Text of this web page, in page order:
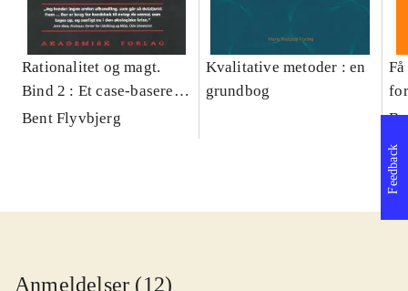
Rationalitet og magt.
Bind 2 : Et case-baseret
studie af planlægning,
Bent Flyvbjerg
Kvalitative metoder : en
grundbog
Anmeldelser (12)
Feedback